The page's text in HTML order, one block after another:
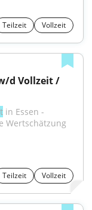
Teilzeit Vollzeit
in Essen -
Wertschätzung
Teilzeit Vollzeit